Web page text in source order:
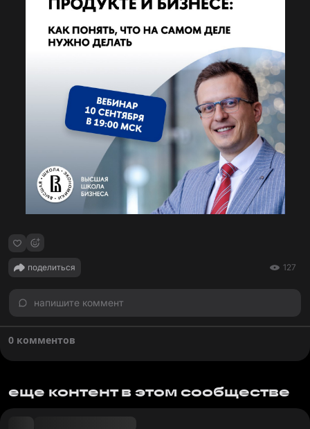
поделиться 127
напишите коммент
0 комментов
еще контент в этом сообществе